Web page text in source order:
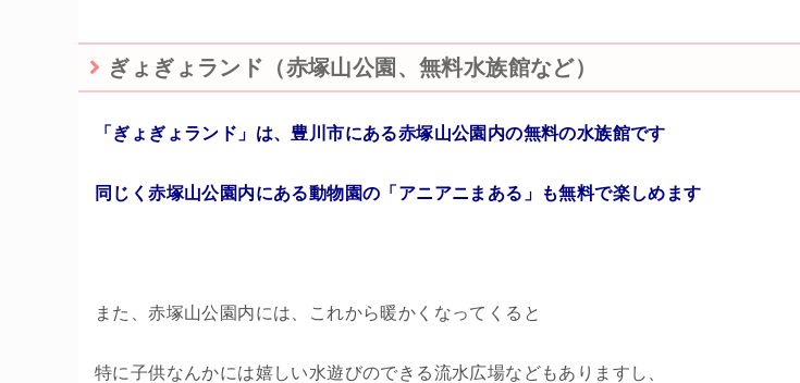
ぎょぎょランド（赤塚山公園、無料水族館など）
「ぎょぎょランド」は、豊川市にある赤塚山公園内の無料の水族館です
同じく赤塚山公園内にある動物園の「アニアニまある」も無料で楽しめます
また、赤塚山公園内には、これから暖かくなってくると
特に子供なんかには嬉しい水遊びのできる流水広場などもありますし、